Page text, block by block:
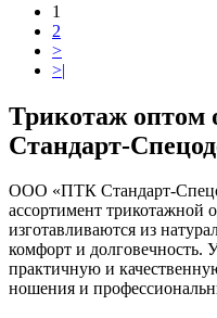
1
2
>
>|
Трикотаж
Стандарт-
ООО «ПТК Стандарт-
ассортимент трикотажной
изготавливаются из
комфорт и долговечность.
практичную и
ношения и